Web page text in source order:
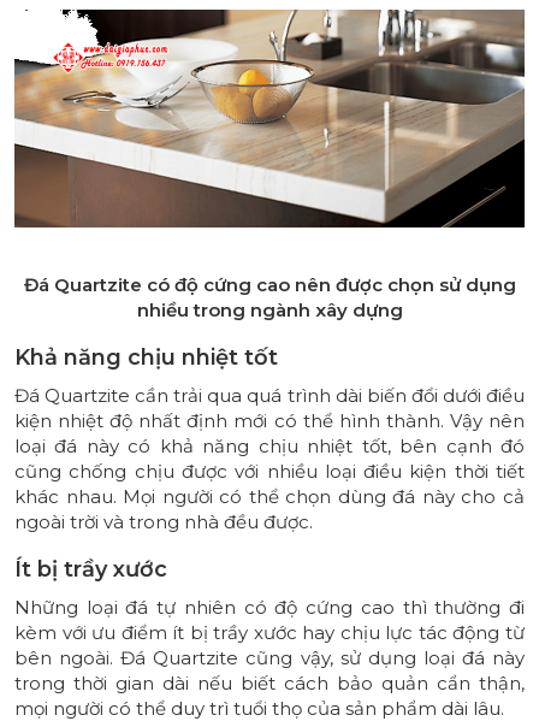
Đá Quartzite có độ cứng cao nên được chọn sử dụng
nhiều trong ngành xây dựng
Khả năng chịu nhiệt tốt
Đá Quartzite cần trải qua quá trình dài biến đổi dưới điều
kiện nhiệt độ nhất định mới có thể hình thành. Vậy nên
loại đá này có khả năng chịu nhiệt tốt, bên cạnh đó
cũng chống chịu được với nhiều loại điều kiện thời tiết
khác nhau. Mọi người có thể chọn dùng đá này cho cả
ngoài trời và trong nhà đều được.
Ít bị trầy xước
Những loại đá tự nhiên có độ cứng cao thì thường đi
kèm với ưu điểm ít bị trầy xước hay chịu lực tác động từ
bên ngoài. Đá Quartzite cũng vậy, sử dụng loại đá này
trong thời gian dài nếu biết cách bảo quản cẩn thận,
mọi người có thể duy trì tuổi thọ của sản phẩm dài lâu.